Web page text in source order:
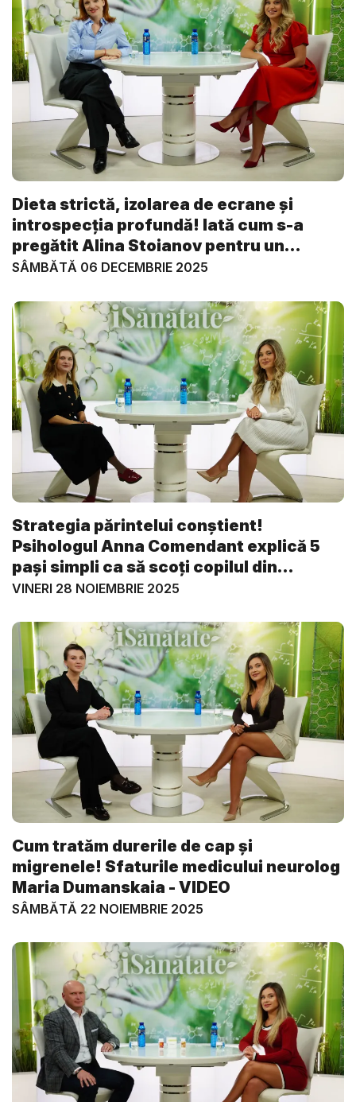
Dieta strictă, izolarea de ecrane și
introspecția profundă! Iată cum s-a
pregătit Alina Stoianov pentru un
retrea...
SÂMBĂTĂ 06 DECEMBRIE 2025
Strategia părintelui conștient!
Psihologul Anna Comendant explică 5
pași simpli ca să scoți copilul din
lumea...
VINERI 28 NOIEMBRIE 2025
Cum tratăm durerile de cap și
migrenele! Sfaturile medicului neurolog
Maria Dumanskaia - VIDEO
SÂMBĂTĂ 22 NOIEMBRIE 2025